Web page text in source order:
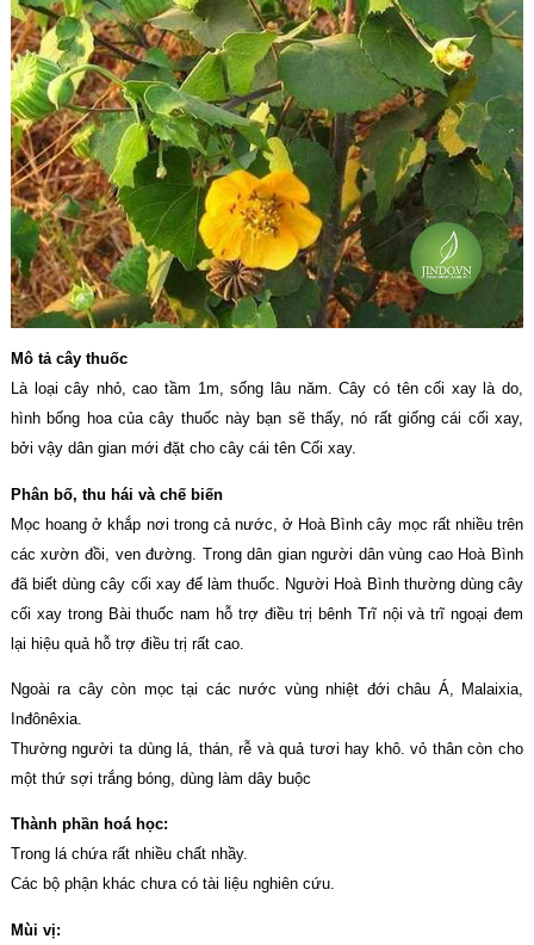
Mô tả cây thuốc
Là loại cây nhỏ, cao tầm 1m, sống lâu năm. Cây có tên cối xay là do,
hình bống hoa của cây thuốc này bạn sẽ thấy, nó rất giống cái cối xay,
bởi vậy dân gian mới đặt cho cây cái tên Cối xay.
Phân bố, thu hái và chế biến
Mọc hoang ở khắp nơi trong cả nước, ở Hoà Bình cây mọc rất nhiều trên
các xườn đồi, ven đường. Trong dân gian người dân vùng cao Hoà Bình
đã biết dùng cây cối xay để làm thuốc. Người Hoà Bình thường dùng cây
cối xay trong Bài thuốc nam hỗ trợ điều trị bênh Trĩ nội và trĩ ngoại đem
lại hiệu quả hỗ trợ điều trị rất cao.
Ngoài ra cây còn mọc tại các nước vùng nhiệt đới châu Á, Malaixia,
Inđônêxia.
Thường người ta dùng lá, thán, rễ và quả tươi hay khô. vỏ thân còn cho
một thứ sợi trắng bóng, dùng làm dây buộc
Thành phần hoá học:
Trong lá chứa rất nhiều chất nhầy.
Các bộ phận khác chưa có tài liệu nghiên cứu.
Mùi vị: